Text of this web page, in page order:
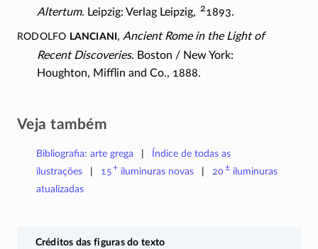
Altertum. Leipzig: Verlag Leipzig, 21893.
Rodolfo Lanciani, Ancient Rome in the Light of
Recent Discoveries. Boston / New York:
Houghton, Mifflin and Co., 1888.
Veja também
Bibliografia: arte grega
Índice de todas as
ilustrações
15+ iluminuras novas 20±iluminuras
atualizadas
Créditos das figuras do texto